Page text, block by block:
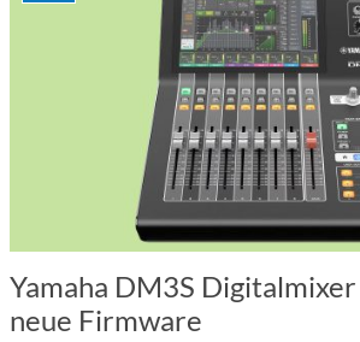
Yamaha DM3S
neue Firmware